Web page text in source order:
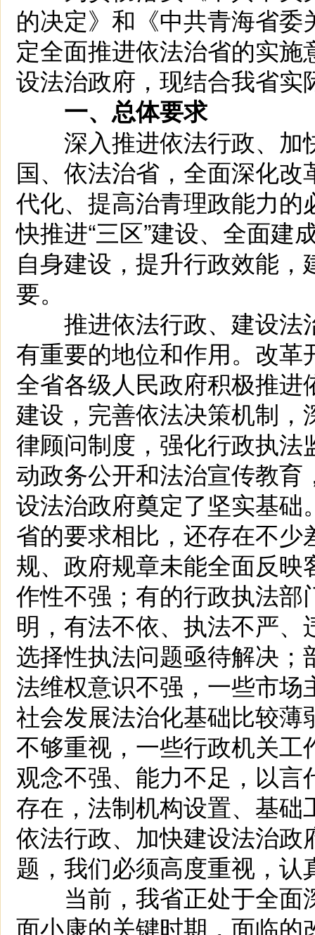
的决定》和《中共青海省
定全面推进依法治省的实
设法治政府，现结合我省
一、总体要求
深入推进依法行政、加
国、依法治省，全面深化
代化、提高治青理政能力
快推进“三区”建设、全面建
自身建设，提升行政效能
要。
推进依法行政、建设法
有重要的地位和作用。改
全省各级人民政府积极推
建设，完善依法决策机制
律顾问制度，强化行政执
动政务公开和法治宣传教
设法治政府奠定了坚实基
省的要求相比，还存在不
规、政府规章未能全面反
作性不强；有的行政执法
明，有法不依、执法不严
选择性执法问题亟待解决
法维权意识不强，一些市
社会发展法治化基础比较
不够重视，一些行政机关
观念不强、能力不足，以
存在，法制机构设置、基
依法行政、加快建设法治
题，我们必须高度重视，认
当前，我省正处于全面
面小康的关键时期，面临